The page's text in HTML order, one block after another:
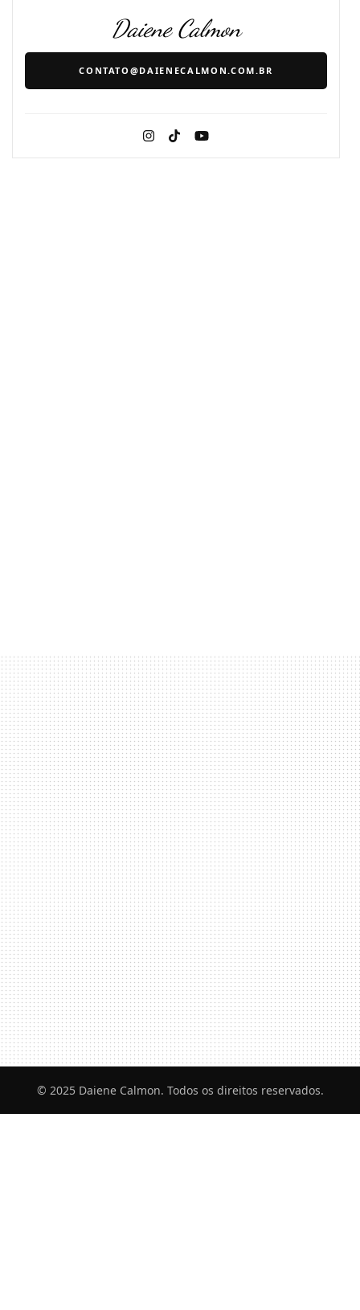
Daiene Calmon
CONTATO@DAIENECALMON.COM.BR
© 2025 Daiene Calmon. Todos os direitos reservados.